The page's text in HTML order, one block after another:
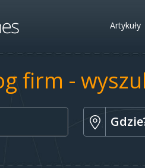
Artykuły
firm -